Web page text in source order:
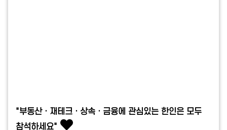
"부동산ㆍ재테크ㆍ상속ㆍ금융에 관심있는 한인은 모두
참석하세요"